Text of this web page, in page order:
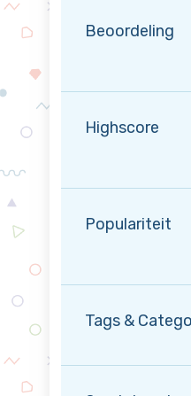
Beoordeling
Highscore
Populariteit
Tags &